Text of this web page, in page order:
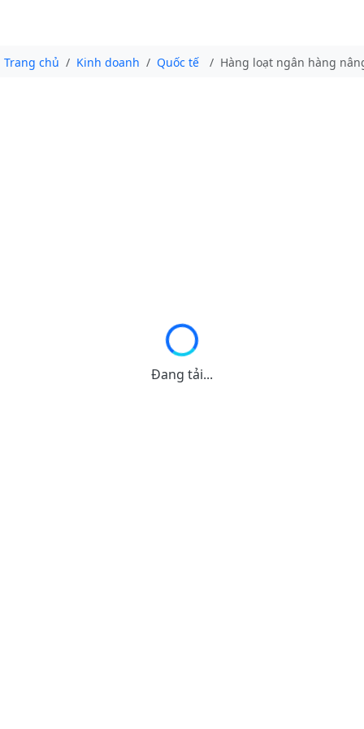
Trang chủ Kinh doanh Quốc tế Hàng loạt ngân hàng
Đang tải...